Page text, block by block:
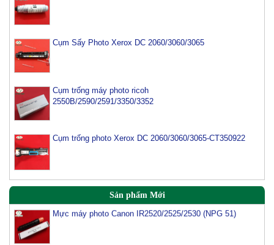
Cụm Sấy Photo Xerox DC 2060/3060/3065
Cụm trống máy photo ricoh
2550B/2590/2591/3350/3352
Cụm trống photo Xerox DC 2060/3060/3065-CT350922
Sản phẩm Mới
Mực máy photo Canon IR2520/2525/2530 (NPG 51)